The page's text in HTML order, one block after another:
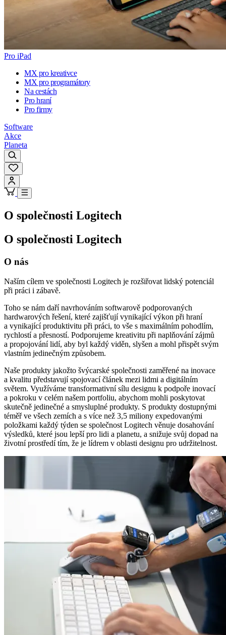
Pro iPad
MX pro kreativce
MX pro programátory
Na cestách
Pro hraní
Pro firmy
Software
Akce
Planeta
O společnosti Logitech
O společnosti Logitech
O nás
Naším cílem ve společnosti Logitech je rozšiřovat lidský potenciál
při práci i zábavě.
Toho se nám daří navrhováním softwarově podporovaných
hardwarových řešení, které zajišťují vynikající výkon při hraní
a vynikající produktivitu při práci, to vše s maximálním pohodlím,
rychlostí a přesností. Podporujeme kreativitu při naplňování zájmů
a propojování lidí, aby byl každý viděn, slyšen a mohl přispět svým
vlastním jedinečným způsobem.
Naše produkty jakožto švýcarské společnosti zaměřené na inovace
a kvalitu představují spojovací článek mezi lidmi a digitálním
světem. Využíváme transformativní sílu designu k podpoře inovací
a pokroku v celém našem portfoliu, abychom mohli poskytovat
skutečně jedinečné a smysluplné produkty. S produkty dostupnými
téměř ve všech zemích a s více než 3,5 miliony expedovanými
položkami každý týden se společnost Logitech věnuje dosahování
výsledků, které jsou lepší pro lidi a planetu, a snižuje svůj dopad na
životní prostředí tím, že je lídrem v oblasti designu pro udržitelnost.